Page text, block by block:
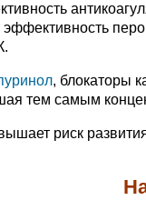
эффективность
, блокаторы
тем самым
риск